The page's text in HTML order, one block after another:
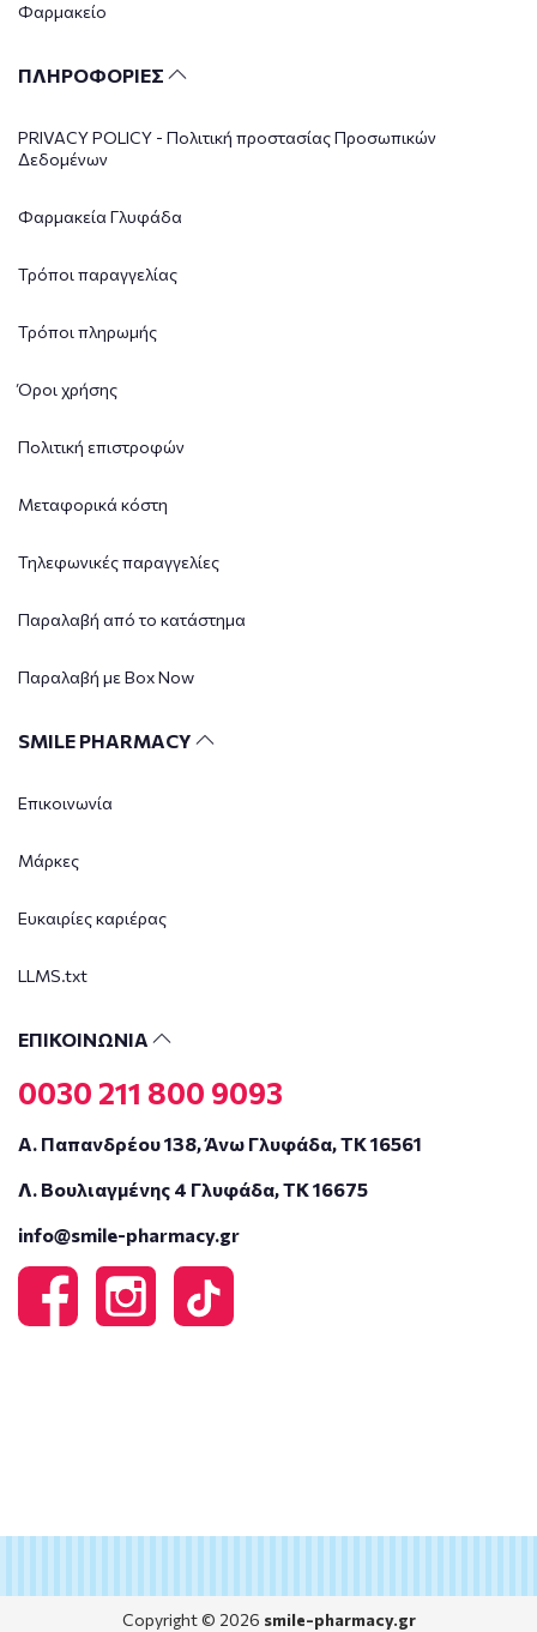
Φαρμακείο
ΠΛΗΡΟΦΟΡΙΕΣ
PRIVACY POLICY - Πολιτική προστασίας Προσωπικών
Δεδομένων
Φαρμακεία Γλυφάδα
Τρόποι παραγγελίας
Τρόποι πληρωμής
Όροι χρήσης
Πολιτική επιστροφών
Μεταφορικά κόστη
Τηλεφωνικές παραγγελίες
Παραλαβή από το κατάστημα
Παραλαβή με Box Now
SMILE PHARMACY
Επικοινωνία
Μάρκες
Ευκαιρίες καριέρας
LLMS.txt
ΕΠΙΚΟΙΝΩΝΙΑ
0030 211 800 9093
Α. Παπανδρέου 138, Άνω Γλυφάδα, ΤΚ 16561
Λ. Βουλιαγμένης 4 Γλυφάδα, ΤΚ 16675
info@smile-pharmacy.gr
Copyright © 2026 smile-pharmacy.gr